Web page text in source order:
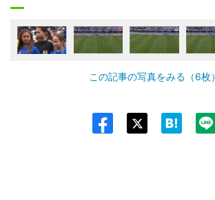
この記事の写真をみる（6枚）